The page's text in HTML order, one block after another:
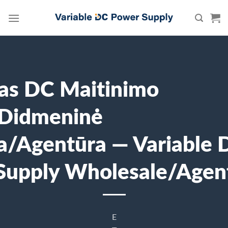
DC Maitinimo
Agentūra — Variable
Wholesale/
E